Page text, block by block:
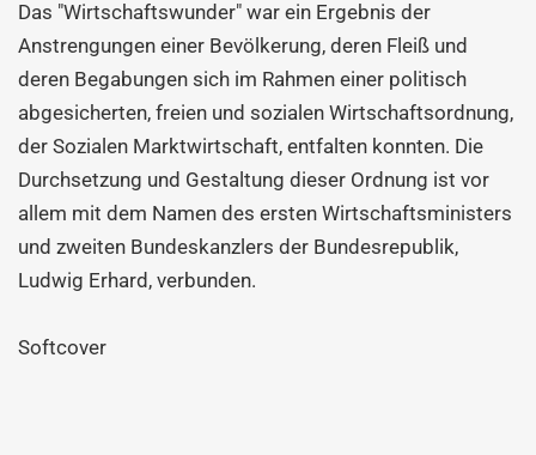
Das "Wirtschaftswunder" war ein Ergebnis der
Anstrengungen einer Bevölkerung, deren Fleiß und
deren Begabungen sich im Rahmen einer politisch
abgesicherten, freien und sozialen Wirtschaftsordnung,
der Sozialen Marktwirtschaft, entfalten konnten. Die
Durchsetzung und Gestaltung dieser Ordnung ist vor
allem mit dem Namen des ersten Wirtschaftsministers
und zweiten Bundeskanzlers der Bundesrepublik,
Ludwig Erhard, verbunden.
Softcover